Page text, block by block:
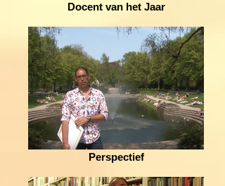
Docent van het Jaar
Perspectief